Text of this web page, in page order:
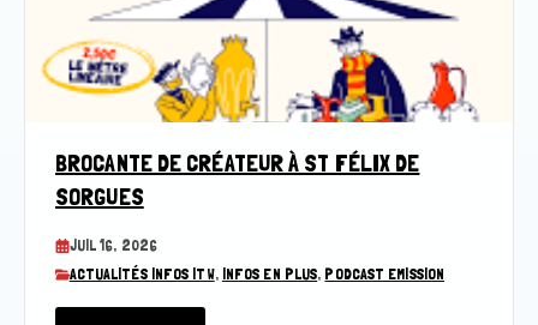
BROCANTE DE CRÉATEUR À ST FÉLIX DE
SORGUES
JUIL 16, 2026
ACTUALITÉS INFOS ITW, INFOS EN PLUS, PODCAST EMISSION